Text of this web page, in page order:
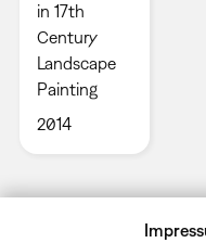
in 17th
Century
Landscape
Painting
2014